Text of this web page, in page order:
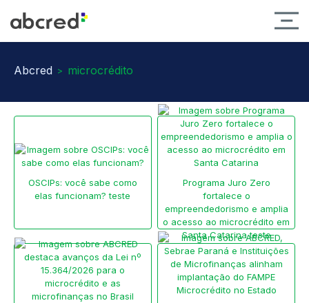
Abcred > microcrédito
OSCIPs: você sabe como
elas funcionam? teste
Programa Juro Zero
fortalece o
empreendedorismo e amplia
o acesso ao microcrédito em
Santa Catarina teste